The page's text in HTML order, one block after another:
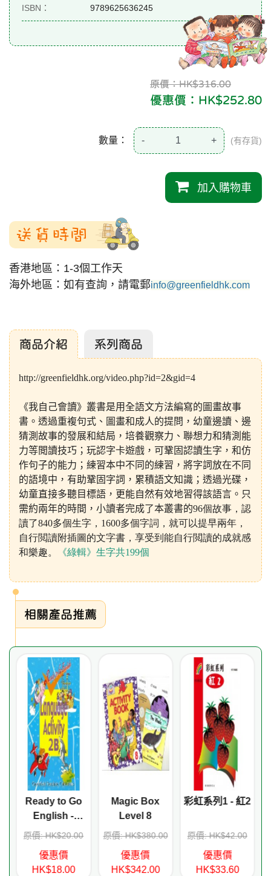
ISBN： 9789625636245
原價：HK$316.00
優惠價：HK$252.80
數量： - + (有存貨)
加入購物車
送貨時間
香港地區：1-3個工作天
海外地區：如有查詢，請電郵info@greenfieldhk.com
商品介紹 系列商品
http://greenfieldhk.org/video.php?id=2&gid=4
《我自己會讀》叢書是用全語文方法編寫的圖畫故事
書。透過重複句式、圖畫和成人的提問，幼童邊讀、邊
猜測故事的發展和結局，培養觀察力、聯想力和猜測能
力等閲讀技巧；玩認字卡遊戲，可鞏固認讀生字，和仿
作句子的能力；練習本中不同的練習，將字詞放在不同
的語境中，有助鞏固字詞，累積語文知識；透過光碟，
幼童直接多聽目標語，更能自然有效地習得該語言。只
需約兩年的時間，小讀者完成了本叢書的96個故事，認
讀了840多個生字，1600多個字詞，就可以提早兩年，
自行閲讀附插圖的文字書，享受到能自行閲讀的成就感
和樂趣。
《綠輯》生字共199個
相關產品推薦
Ready to Go
English -
Language
原價: HK$20.00
優惠價
HK$18.00
Magic Box
Level 8
原價: HK$380.00
優惠價
HK$342.00
彩虹系列1 - 紅2
原價: HK$42.00
優惠價
HK$33.60